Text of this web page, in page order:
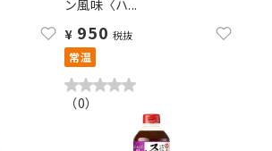
ン風味〈ハ...
¥ 950 税抜
常温
（0）